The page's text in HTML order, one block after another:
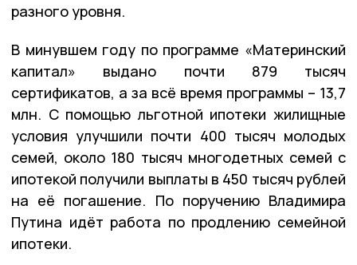
разного уровня.
В минувшем году по программе «Материнский
капитал» выдано почти 879 тысяч
сертификатов, а за всё время программы – 13,7
млн. С помощью льготной ипотеки жилищные
условия улучшили почти 400 тысяч молодых
семей, около 180 тысяч многодетных семей с
ипотекой получили выплаты в 450 тысяч рублей
на её погашение. По поручению Владимира
Путина идёт работа по продлению семейной
ипотеки.